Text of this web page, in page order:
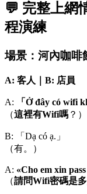
💬 完整上網
程演練
場景：河內咖啡
A: 客人｜B: 店員
A:
「Ở đây có wifi
（這裡有Wifi嗎 ？）
B: 「Dạ có ạ.」
（有。）
A: «Cho em xin
（請問Wifi密碼是